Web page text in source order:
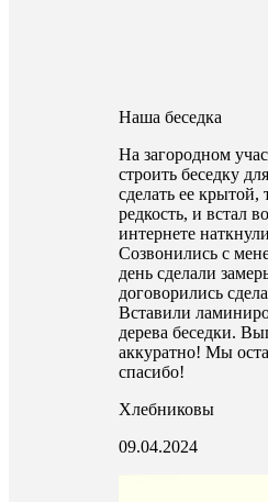
Наша беседка
На загородном
строить беседку
сделать ее крытой,
редкость, и встал
интернете
Созвонились с
день сделали
договорились
Вставили
дерева беседки.
аккуратно! Мы
спасибо!
Хлебниковы
09.04.2024